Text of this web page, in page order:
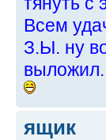
Всем
З.Ы. ну
ящик